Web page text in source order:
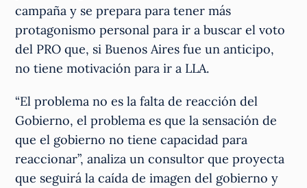
campaña y se prepara para tener más
protagonismo personal para ir a buscar el voto
del PRO que, si Buenos Aires fue un anticipo,
no tiene motivación para ir a LLA.
“El problema no es la falta de reacción del
Gobierno, el problema es que la sensación de
que el gobierno no tiene capacidad para
reaccionar”, analiza un consultor que proyecta
que seguirá la caída de imagen del gobierno y